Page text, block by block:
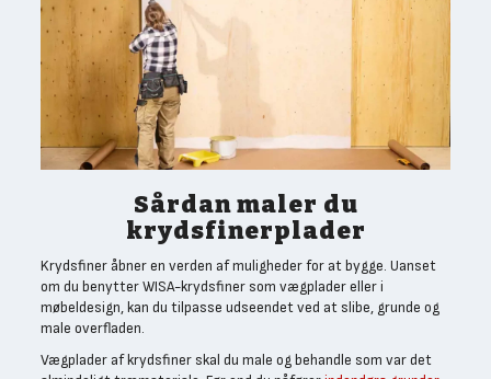
Sårdan maler du
krydsfinerplader
Krydsfiner åbner en verden af muligheder for at bygge. Uanset
om du benytter WISA-krydsfiner som vægplader eller i
møbeldesign, kan du tilpasse udseendet ved at slibe, grunde og
male overfladen.
Vægplader af krydsfiner skal du male og behandle som var det